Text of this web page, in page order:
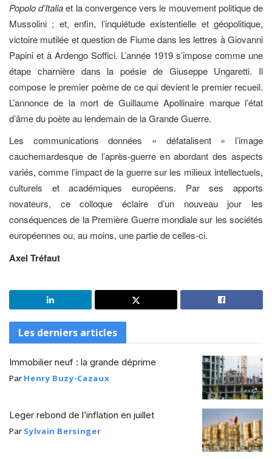
Popolo d’Italiaet la convergence vers le mouvement politique de
Mussolini ; et, enfin, l’inquiétude existentielle et géopolitique,
victoire mutilée et question de Fiume dans les lettres à Giovanni
Papini et à Ardengo Soffici. L’année 1919 s’impose comme une
étape charnière dans la poésie de Giuseppe Ungaretti. Il
compose le premier poème de ce qui devient le premier recueil.
L’annonce de la mort de Guillaume Apollinaire marque l’état
d’âme du poète au lendemain de la Grande Guerre.
Les communications données « défatalisent » l’image
cauchemardesque de l’après-guerre en abordant des aspects
variés, comme l’impact de la guerre sur les milieux intellectuels,
culturels et académiques européens. Par ses apports
novateurs, ce colloque éclaire d’un nouveau jour les
conséquences de la Première Guerre mondiale sur les sociétés
européennes ou, au moins, une partie de celles-ci.
Axel Tréfaut
Les derniers articles
Immobilier neuf : la grande déprime
Par Henry Buzy-Cazaux
Leger rebond de l’inflation en juillet
Par Sylvain Bersinger